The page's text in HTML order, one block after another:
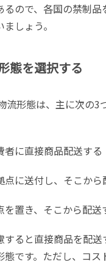
るので、各国の禁制品
しょう。
態を選択する
流形態は、主に次の3
者に直接商品配送する
点に送付し、そこから
を置き、そこから配送
すると直接商品を配
態です。ただし、コス